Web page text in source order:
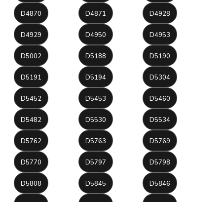
D4870 D4871 D4928
D4929 D4950 D4953
D5002 D5188 D5190
D5191 D5194 D5304
D5452 D5453 D5460
D5482 D5530 D5534
D5762 D5763 D5769
D5770 D5797 D5798
D5808 D5845 D5846